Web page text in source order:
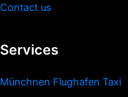
Contact us
Services
Münchnen Flughafen Taxi